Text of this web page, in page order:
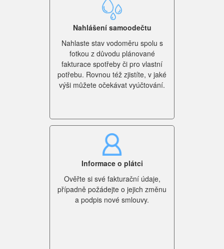
Nahlášení samoodečtu
Nahlaste stav vodoměru spolu s
fotkou z důvodu plánované
fakturace spotřeby či pro vlastní
potřebu. Rovnou též zjistíte, v jaké
výši můžete očekávat vyúčtování.
Informace o plátci
Ověřte si své fakturační údaje,
případně požádejte o jejich změnu
a podpis nové smlouvy.